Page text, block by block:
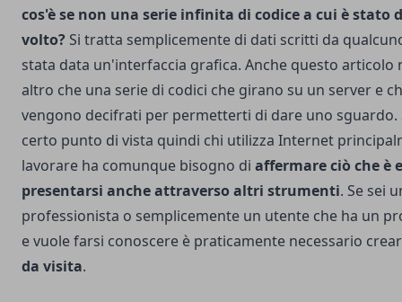
cos'è se non una serie infinita di codice a cui è stato
volto? Si tratta semplicemente di dati scritti da
stata data un'interfaccia grafica. Anche questo articolo
altro che una serie di codici che girano su un server e
vengono decifrati per permetterti di dare uno sguardo.
certo punto di vista quindi chi utilizza Internet
lavorare ha comunque bisogno di affermare ciò che è e
presentarsi anche attraverso altri strumenti. Se sei
professionista o semplicemente un utente che ha un
e vuole farsi conoscere è praticamente necessario
da visita.